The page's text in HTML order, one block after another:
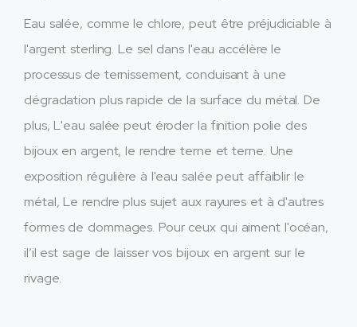
Eau salée, comme le chlore, peut être préjudiciable à
l'argent sterling. Le sel dans l'eau accélère le
processus de ternissement, conduisant à une
dégradation plus rapide de la surface du métal. De
plus, L'eau salée peut éroder la finition polie des
bijoux en argent, le rendre terne et terne. Une
exposition régulière à l'eau salée peut affaiblir le
métal, Le rendre plus sujet aux rayures et à d'autres
formes de dommages. Pour ceux qui aiment l'océan,
il’il est sage de laisser vos bijoux en argent sur le
rivage.